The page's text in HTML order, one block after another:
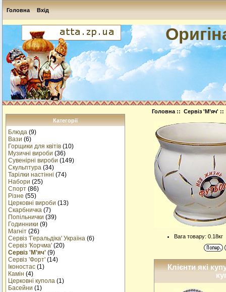
Головна Вхід
Категорії
Блюда (9)
Вази (6)
Горщики для квітів (10)
Музичнi вироби (36)
Сувенірні вироби (149)
Скульптура (34)
Тарілки настінні (74)
Набори (25)
Спорт (86)
Різне (55)
Церковні вироби (13)
Cкарбничка (7)
Попільнички (39)
Годинники (9)
Магніт (26)
Сервіз 'Геральдіка' Україна (6)
Сервіз 'Корчма' (20)
Сервіз 'М’яч' (9)
Сервіз 'Форт' (14)
Іконостас (1)
Камін (4)
Церковні купола (1)
Басейни (1)
Головна ::Сервіз 'М’яч' ::
Вага товару: 0.18кг
Клієнти які